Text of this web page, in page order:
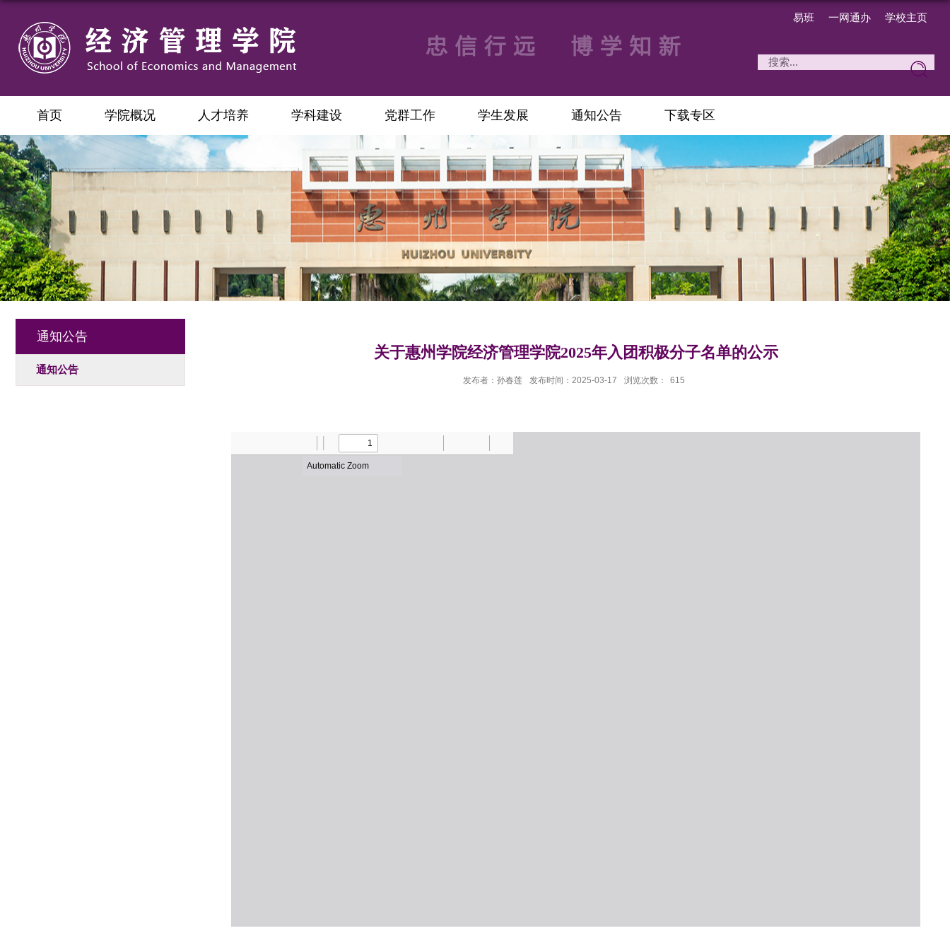
学校主页
一网通办
易班
首页 学院概况 人才培养 学科建设 党群工作 学生发展 通知公告 下载专区
通知公告
通知公告
关于惠州学院经济管理学院2025年入团积极分子名单的公示
发布者：孙春莲 发布时间：2025-03-17 浏览次数： 615